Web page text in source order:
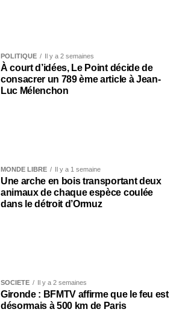
POLITIQUE Il y a 2 semaines
À court d’idées, Le Point décide de
consacrer un 789 ème article à Jean-
Luc Mélenchon
MONDE LIBRE Il y a 1 semaine
Une arche en bois transportant deux
animaux de chaque espèce coulée
dans le détroit d’Ormuz
SOCIÉTÉ Il y a 2 semaines
Gironde : BFMTV affirme que le feu est
désormais à 500 km de Paris